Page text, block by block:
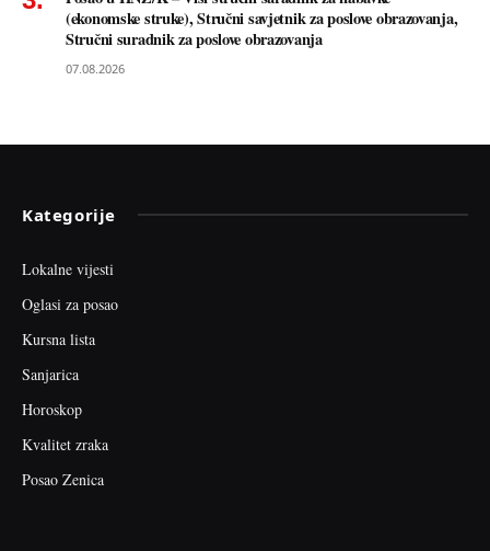
(ekonomske struke), Stručni savjetnik za poslove obrazovanja,
Stručni suradnik za poslove obrazovanja
07.08.2026
Kategorije
Lokalne vijesti
Oglasi za posao
Kursna lista
Sanjarica
Horoskop
Kvalitet zraka
Posao Zenica